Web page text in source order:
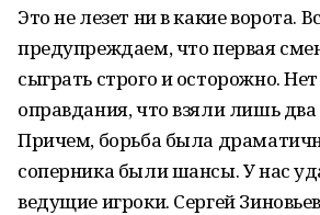
Это не лезет ни в какие ворота.
предупреждаем, что первая
сыграть строго и осторожно.
оправдания, что взяли лишь два
Причем, борьба была
соперника были шансы. У нас
ведущие игроки. Сергей